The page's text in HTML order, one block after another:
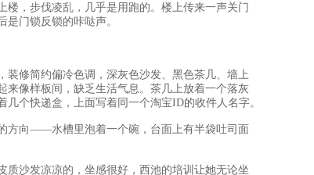
，步伐凌乱，几乎是用跑的。楼上传来一声关门
门锁反锁的咔哒声。
修简约偏冷色调，深灰色沙发、黑色茶几、墙上
像样板间，缺乏生活气息。茶几上放着一个落灰
几个快递盒，上面写着同一个淘宝ID的收件人名字。
向——水槽里泡着一个碗，台面上有半袋吐司面
沙发凉凉的，坐感很好，西池的培训让她无论坐